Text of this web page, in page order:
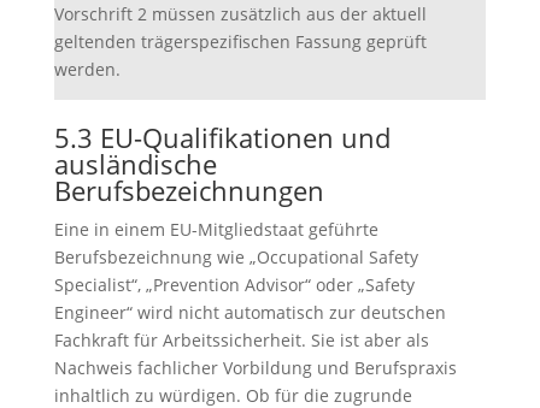
Vorschrift 2 müssen zusätzlich aus der aktuell
geltenden trägerspezifischen Fassung geprüft
werden.
5.3 EU-Qualifikationen und
ausländische
Berufsbezeichnungen
Eine in einem EU-Mitgliedstaat geführte
Berufsbezeichnung wie „Occupational Safety
Specialist“, „Prevention Advisor“ oder „Safety
Engineer“ wird nicht automatisch zur deutschen
Fachkraft für Arbeitssicherheit. Sie ist aber als
Nachweis fachlicher Vorbildung und Berufspraxis
inhaltlich zu würdigen. Ob für die zugrunde